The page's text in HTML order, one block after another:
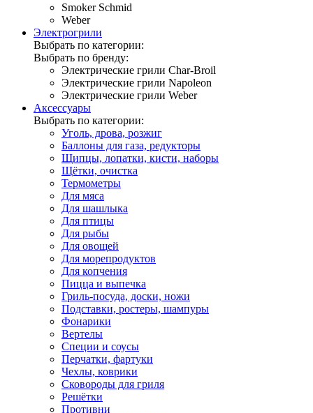
Smoker Schmid
Weber
Электрогрили
Выбрать по категории:
Выбрать по бренду:
Электрические грили Char-Broil
Электрические грили Napoleon
Электрические грили Weber
Аксессуары
Выбрать по категории:
Уголь, дрова, розжиг
Баллоны для газа, редукторы
Щипцы, лопатки, кисти, наборы
Щётки, очистка
Термометры
Для мяса
Для шашлыка
Для птицы
Для рыбы
Для овощей
Для морепродуктов
Для копчения
Пицца и выпечка
Гриль-посуда, доски, ножи
Подставки, ростеры, шампуры
Фонарики
Вертелы
Специи и соусы
Перчатки, фартуки
Чехлы, коврики
Сковороды для гриля
Решётки
Противни